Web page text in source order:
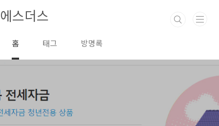
에스더스
홈 태그 방명록